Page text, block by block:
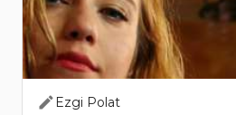
Ezgi Polat